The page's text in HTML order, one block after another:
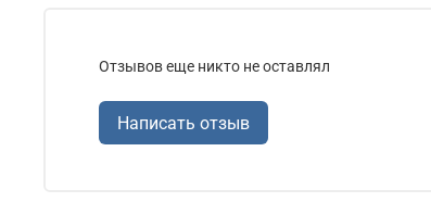
Отзывов еще никто не оставлял
Написать отзыв